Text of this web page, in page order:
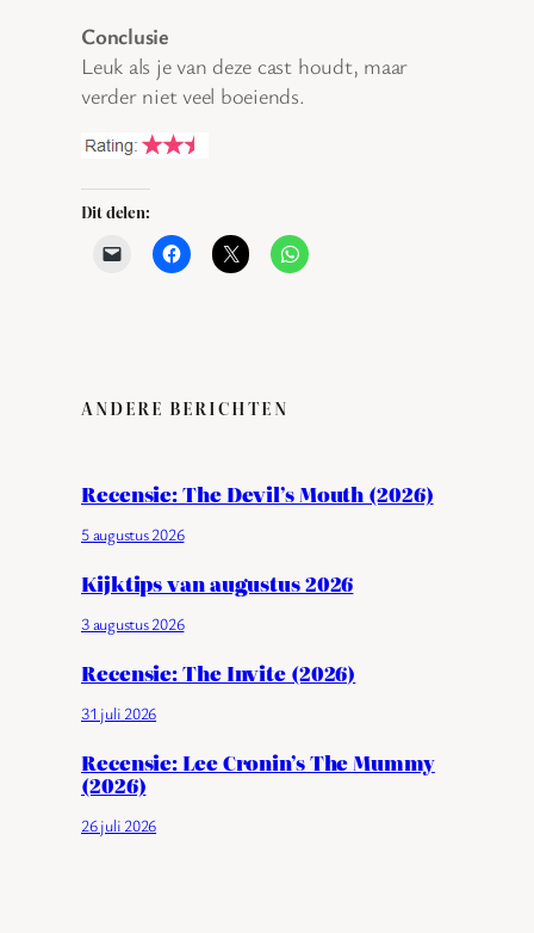
Conclusie
Leuk als je van deze cast houdt, maar
verder niet veel boeiends.
Dit delen:
ANDERE BERICHTEN
Recensie: The Devil’s Mouth (2026)
5 augustus 2026
Kijktips van augustus 2026
3 augustus 2026
Recensie: The Invite (2026)
31 juli 2026
Recensie: Lee Cronin’s The Mummy
(2026)
26 juli 2026